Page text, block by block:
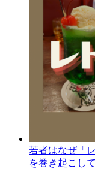
若者はなぜ「
を巻き起こし